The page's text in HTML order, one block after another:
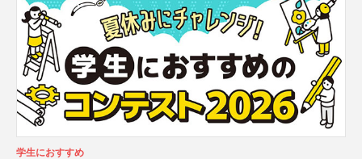
学生におすすめ